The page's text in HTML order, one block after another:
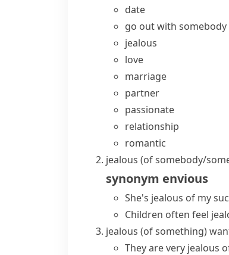
date
go out with somebody
jealous
love
marriage
partner
passionate
relationship
romantic
jealous (of somebody/
synonym envious
She's jealous of my
Children often feel
jealous (of something)
They are very jealous